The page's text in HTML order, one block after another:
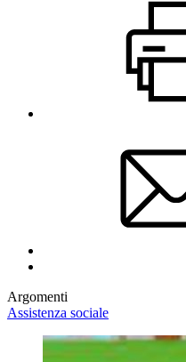
Argomenti
Assistenza sociale